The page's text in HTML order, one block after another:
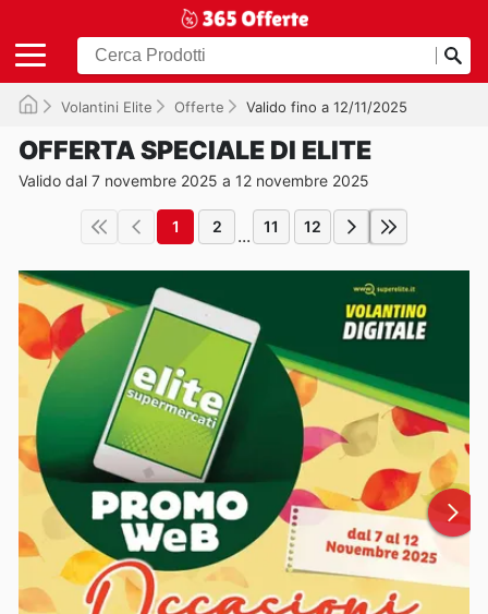
Volantini Elite Offerte Valido fino a 12/11/2025
OFFERTA SPECIALE DI ELITE
Valido dal 7 novembre 2025 a 12 novembre 2025
1 2 ... 11 12